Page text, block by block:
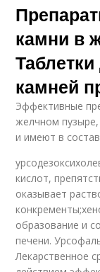
камни в
камней
Эффективные
желчном
и имеют в
кислот,
оказывает
образование и
печени.
Лекарственное